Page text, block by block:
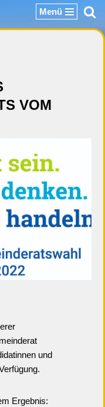
Menü
VOM
und
Ergebnis: